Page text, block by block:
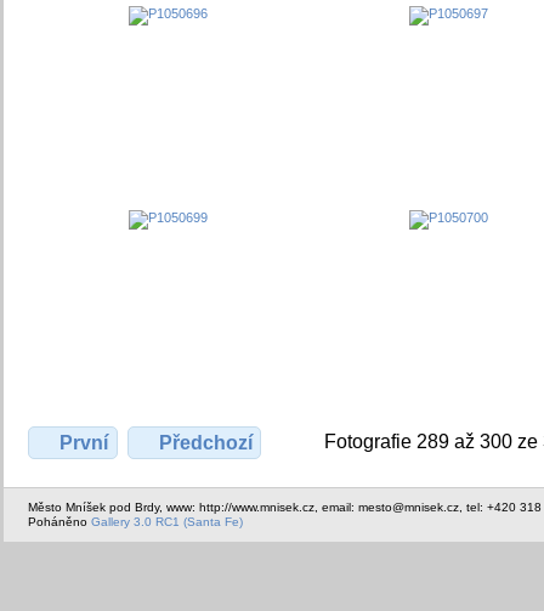
První Předchozí Fotografie 289 až 300 ze
Město Mníšek pod Brdy, www: http://www.mnisek.cz, email: mesto@mnisek.cz, tel: +420
Poháněno Gallery 3.0 RC1 (Santa Fe)